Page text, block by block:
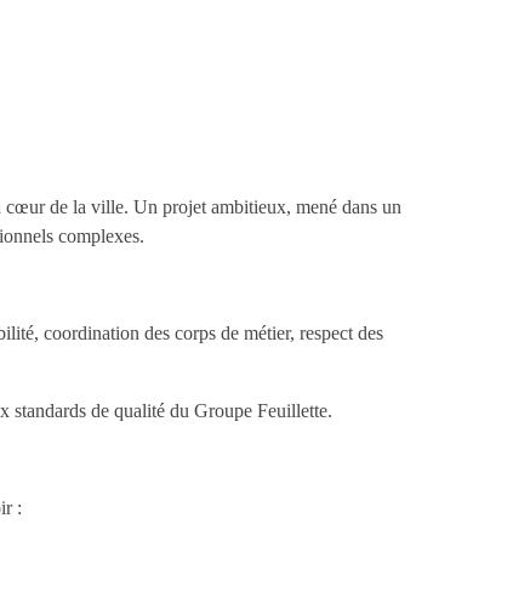
de la ville. Un projet ambitieux, mené dans un
complexes.
coordination des corps de métier, respect des
standards de qualité du Groupe Feuillette.
: